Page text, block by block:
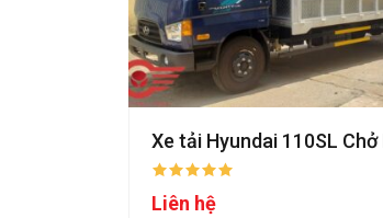
Xe tải Hyundai 110SL Chở
Liên hệ